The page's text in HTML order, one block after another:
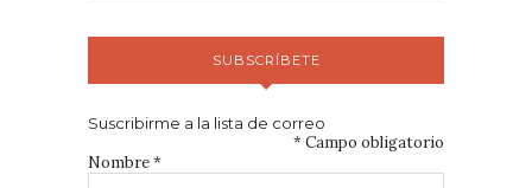
SUBSCRÍBETE
Suscribirme a la lista de correo
* Campo obligatorio
Nombre*